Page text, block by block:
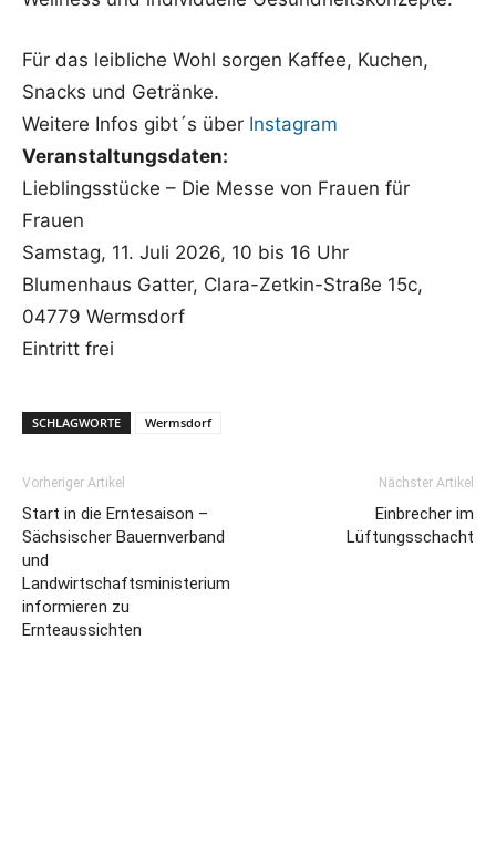
Für das leibliche Wohl sorgen Kaffee, Kuchen,
Snacks und Getränke.
Weitere Infos gibt´s über Instagram
Veranstaltungsdaten:
Lieblingsstücke – Die Messe von Frauen für
Frauen
Samstag, 11. Juli 2026, 10 bis 16 Uhr
Blumenhaus Gatter, Clara-Zetkin-Straße 15c,
04779 Wermsdorf
Eintritt frei
SCHLAGWORTE Wermsdorf
Vorheriger Artikel
Start in die Erntesaison –
Sächsischer Bauernverband
und
Landwirtschaftsministerium
informieren zu
Ernteaussichten
Nächster Artikel
Einbrecher im
Lüftungsschacht